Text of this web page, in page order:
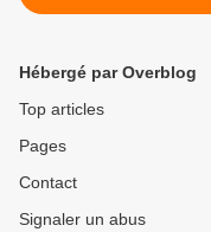
overtuigend
Hébergé par Overblog
Top articles
Pages
Contact
Signaler un abus